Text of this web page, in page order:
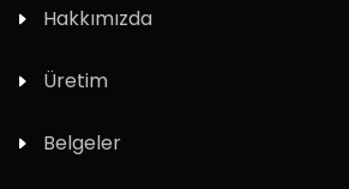
Hakkımızda
Üretim
Belgeler